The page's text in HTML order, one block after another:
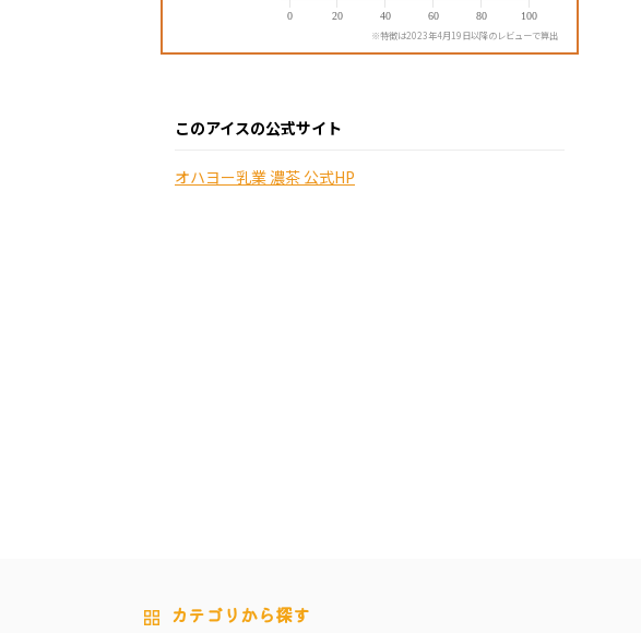
※特徴は2023年4月19日以降のレビューで算出
このアイスの公式サイト
オハヨー乳業 濃茶 公式HP
カテゴリから探す